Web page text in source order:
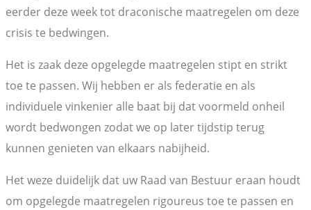
eerder deze week tot draconische maatregelen om deze
crisis te bedwingen.
Het is zaak deze opgelegde maatregelen stipt en strikt
toe te passen. Wij hebben er als federatie en als
individuele vinkenier alle baat bij dat voormeld onheil
wordt bedwongen zodat we op later tijdstip terug
kunnen genieten van elkaars nabijheid.
Het weze duidelijk dat uw Raad van Bestuur eraan houdt
om opgelegde maatregelen rigoureus toe te passen en